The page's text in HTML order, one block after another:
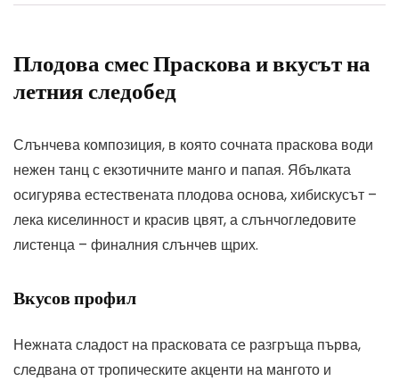
Плодова смес Праскова и вкусът на
летния следобед
Слънчева композиция, в която сочната праскова води
нежен танц с екзотичните манго и папая. Ябълката
осигурява естествената плодова основа, хибискусът –
лека киселинност и красив цвят, а слънчогледовите
листенца – финалния слънчев щрих.
Вкусов профил
Нежната сладост на прасковата се разгръща първа,
следвана от тропическите акценти на мангото и